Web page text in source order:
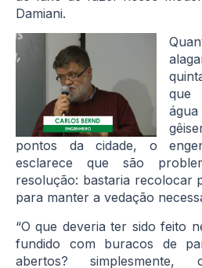
Damiani.
que
pontos da cidade, o
esclarece que são
resolução: bastaria recolocar
para manter a vedação
“O que deveria ter sido feito
fundido com buracos de
abertos? simplesmente,